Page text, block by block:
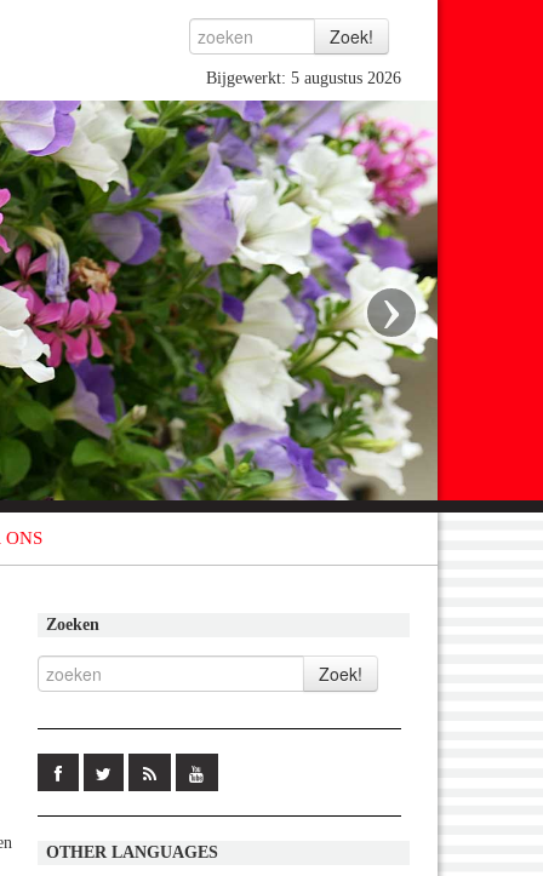
Bijgewerkt: 5 augustus 2026
›
ONS
Zoeken
OTHER LANGUAGES